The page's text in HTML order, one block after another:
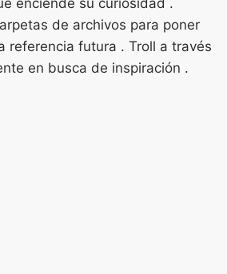
de archivos para poner
referencia futura . Troll a través
en busca de inspiración .